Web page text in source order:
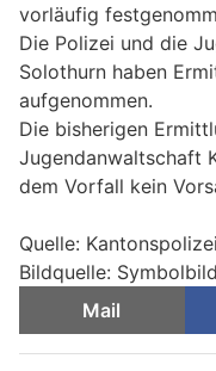
vorläufig
Die Polizei und die
Solothurn haben
aufgenommen.
Die bisherigen
Jugendanwaltschaft
dem Vorfall kein
Quelle:
Bildquelle:
Mail